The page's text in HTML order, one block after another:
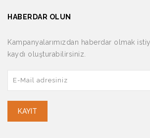
HABERDAR OLUN
Kampanyalarımızdan haberdar olmak
kaydı oluşturabilirsiniz.
KAYIT